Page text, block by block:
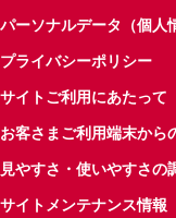
パーソナルデータ（個人
プライバシーポリシー
サイトご利用にあたって
お客さまご利用端末から
見やすさ・使いやすさの
サイトメンテナンス情報